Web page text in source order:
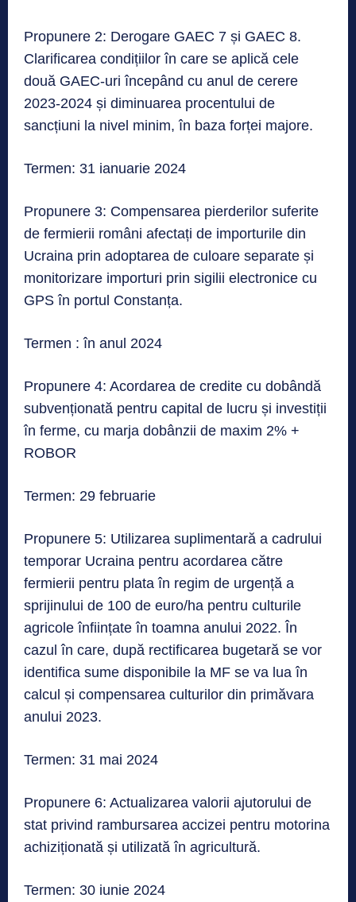
Propunere 2: Derogare GAEC 7 și GAEC 8.
Clarificarea condițiilor în care se aplică cele
două GAEC-uri începând cu anul de cerere
2023-2024 și diminuarea procentului de
sancțiuni la nivel minim, în baza forței majore.
Termen: 31 ianuarie 2024
Propunere 3: Compensarea pierderilor suferite
de fermierii români afectați de importurile din
Ucraina prin adoptarea de culoare separate și
monitorizare importuri prin sigilii electronice cu
GPS în portul Constanța.
Termen : în anul 2024
Propunere 4: Acordarea de credite cu dobândă
subvenționată pentru capital de lucru și investiții
în ferme, cu marja dobânzii de maxim 2% +
ROBOR
Termen: 29 februarie
Propunere 5: Utilizarea suplimentară a cadrului
temporar Ucraina pentru acordarea către
fermierii pentru plata în regim de urgență a
sprijinului de 100 de euro/ha pentru culturile
agricole înființate în toamna anului 2022. În
cazul în care, după rectificarea bugetară se vor
identifica sume disponibile la MF se va lua în
calcul și compensarea culturilor din primăvara
anului 2023.
Termen: 31 mai 2024
Propunere 6: Actualizarea valorii ajutorului de
stat privind rambursarea accizei pentru motorina
achiziționată și utilizată în agricultură.
Termen: 30 iunie 2024